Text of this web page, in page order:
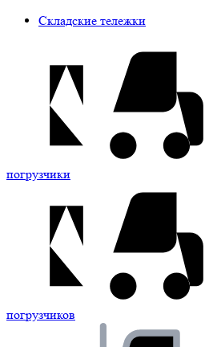
Складские тележки
погрузчики
погрузчиков